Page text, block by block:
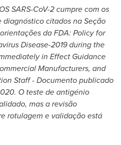
SARS-CoV-2 cumpre com os
citados na Seção
da FDA:Policy for
Disease-2019 during the
in Effect Guidance
Manufacturers, and
Staff - Documento publicado
O teste de antigénio
mas a revisão
rotulagem e validação está